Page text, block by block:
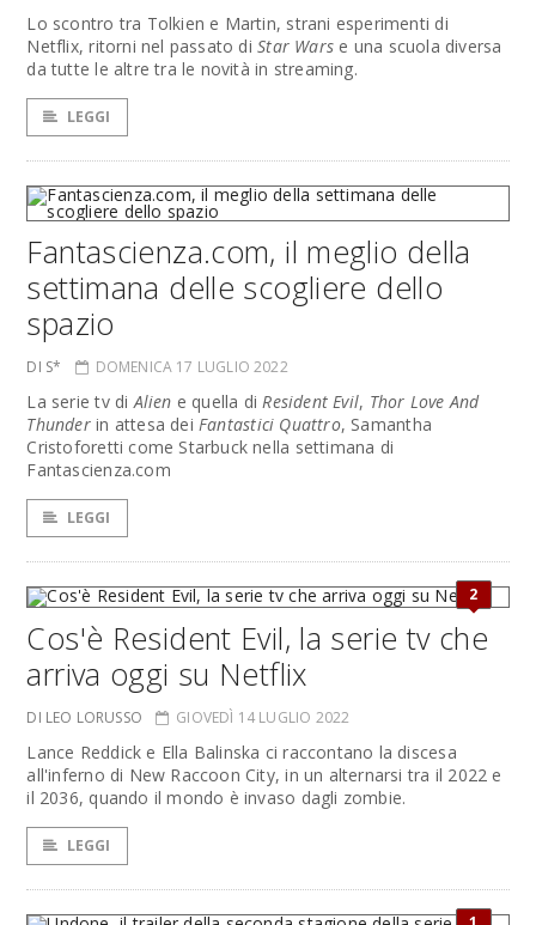
Lo scontro tra Tolkien e Martin, strani esperimenti di
Netflix, ritorni nel passato diStar Wars e una scuola diversa
da tutte le altre tra le novità in streaming.
LEGGI
Fantascienza.com, il meglio della
settimana delle scogliere dello
spazio
DI S* DOMENICA 17 LUGLIO 2022
La serie tv diAlien e quella diResident Evil, Thor Love And
Thunderin attesa deiFantastici Quattro, Samantha
Cristoforetti come Starbuck nella settimana di
Fantascienza.com
LEGGI
2
Cos'è Resident Evil, la serie tv che
arriva oggi su Netflix
DI LEO LORUSSO GIOVEDÌ 14 LUGLIO 2022
Lance Reddick e Ella Balinska ci raccontano la discesa
all'inferno di New Raccoon City, in un alternarsi tra il 2022 e
il 2036, quando il mondo è invaso dagli zombie.
LEGGI